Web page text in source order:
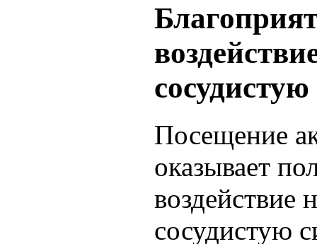
Посещение
оказывает
воздействие
сосудистую